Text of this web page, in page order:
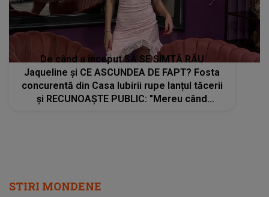
De când a început SĂ SE SIMTĂ RĂU
Jaqueline și CE ASCUNDEA DE FAPT? Fosta
concurentă din Casa Iubirii rupe lanțul tăcerii
și RECUNOAȘTE PUBLIC: "Mereu când
STIRI MONDENE